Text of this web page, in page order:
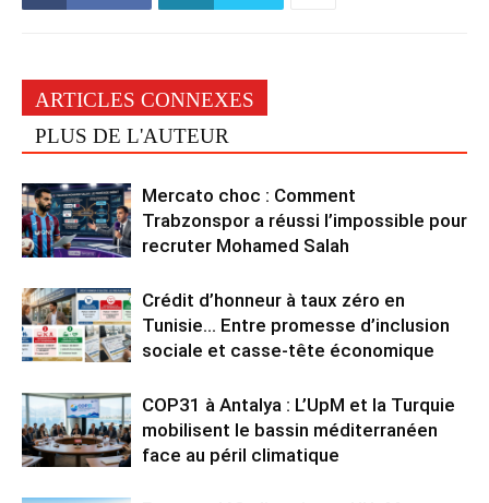
ARTICLES CONNEXES
PLUS DE L'AUTEUR
Mercato choc : Comment
Trabzonspor a réussi l’impossible pour
recruter Mohamed Salah
Crédit d’honneur à taux zéro en
Tunisie… Entre promesse d’inclusion
sociale et casse-tête économique
COP31 à Antalya : L’UpM et la Turquie
mobilisent le bassin méditerranéen
face au péril climatique